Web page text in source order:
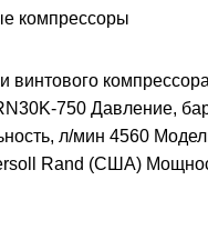
компрессоры
винтового
750 Давление,
л/мин 4560
Rand (США)